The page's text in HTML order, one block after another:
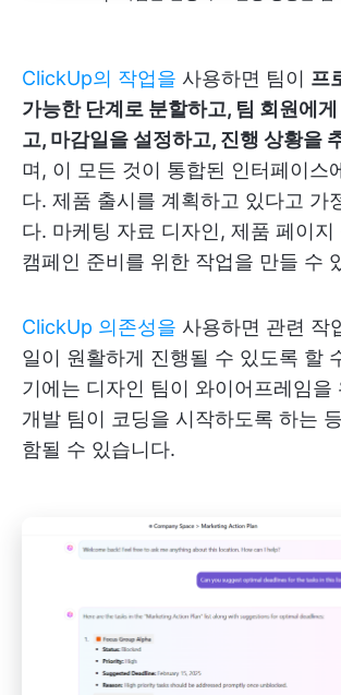
ClickUp의 작업을 사용하면 팀이 프
가능한 단계로 분할하고, 팀 회원에
고, 마감일을 설정하고, 진행 상황을
며, 이 모든 것이 통합된 인터페이스
다. 제품 출시를 계획하고 있다고 가
다. 마케팅 자료 디자인, 제품 페이지
캠페인 준비를 위한 작업을 만들 수
ClickUp 의존성을 사용하면 관련 작
일이 원활하게 진행될 수 있도록 할
기에는 디자인 팀이 와이어프레임을
개발 팀이 코딩을 시작하도록 하는
함될 수 있습니다.